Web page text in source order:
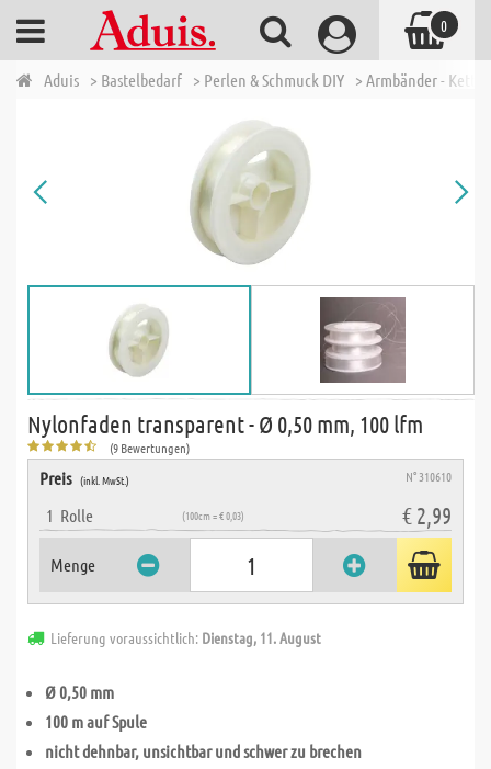
Aduis > Bastelbedarf > Perlen & Schmuck DIY > Armbänder -
Nylonfaden transparent - Ø 0,50 mm, 100 lfm
(9 Bewertungen)
Preis (inkl. MwSt.) N° 310610
1 Rolle (100cm = € 0,03) € 2,99
Menge
Lieferung voraussichtlich: Dienstag, 11. August
Ø 0,50 mm
100 m auf Spule
nicht dehnbar, unsichtbar und schwer zu brechen
0